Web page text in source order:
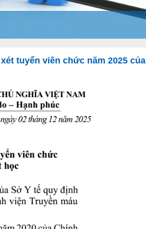
tuyển viên chức năm 2025 của